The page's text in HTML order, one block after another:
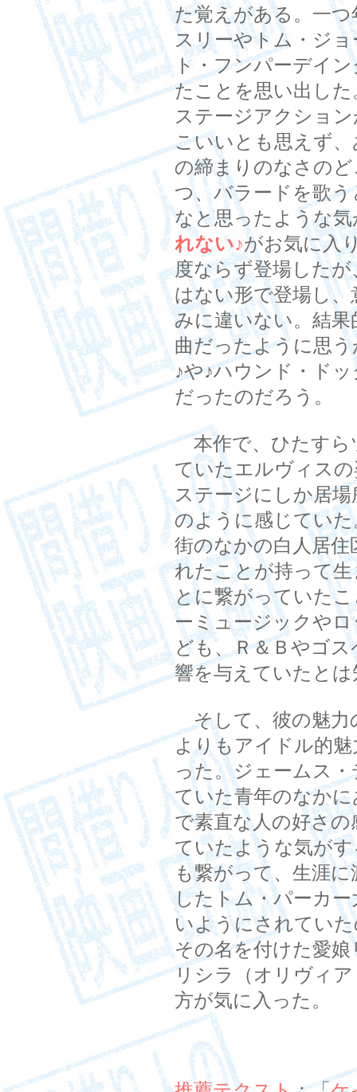
た覚えがある。一
スリーやトム・ジ
ト・フンパーデイ
たことを思い出し
ステージアクショ
こいいとも思えず
の締まりのなさの
つ、バラードを歌
なと思ったような
れない♪がお気に入
度ならず登場した
はない形で登場し
みに違いない。結
曲だったように思
♪や♪ハウンド・ド
だったのだろう。
本作で、ひたすら
ていたエルヴィス
ステージにしか居
のように感じてい
街のなかの白人居
れたことが持って
とに繋がっていた
ーミュージックや
ども、Ｒ＆Ｂやゴ
響を与えていたと
そして、彼の魅力
よりもアイドル的
った。ジェームス
ていた青年のなか
で素直な人の好さ
ていたような気が
も繋がって、生涯
したトム・パーカ
いようにされてい
その名を付けた愛
リシラ（オリヴィ
方が気に入った。